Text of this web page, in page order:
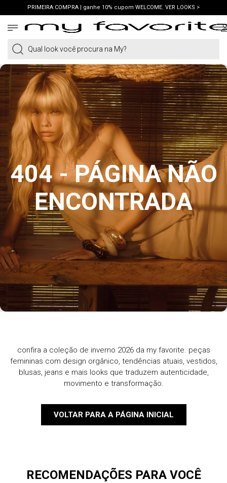
PRIMEIRA COMPRA | ganhe 10% cupom WELCOME. VER LOOKS >
FRETE GRÁTIS | em compras a partir de R$419. AMEI >
Qual look você procura na My?
404 - PÁGINA NÃO
ENCONTRADA
confira a coleção de inverno 2026 da my favorite. peças
femininas com design orgânico, tendências atuais, vestidos,
blusas, jeans e mais looks que traduzem autenticidade,
movimento e transformação.
VOLTAR PARA A PÁGINA INICIAL
RECOMENDAÇÕES PARA VOCÊ